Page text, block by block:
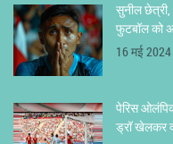
सुनील छेत्री,
फुटबॉल को
16 मई 2024
पेरिस
ड्रॉ खेलकर